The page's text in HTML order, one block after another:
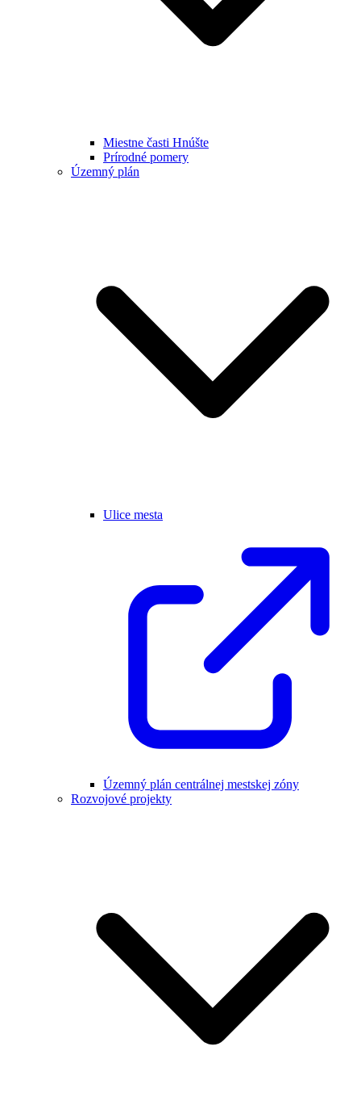
Miestne časti Hnúšte
Prírodné pomery
Územný plán
Ulice mesta
Územný plán centrálnej mestskej zóny
Rozvojové projekty